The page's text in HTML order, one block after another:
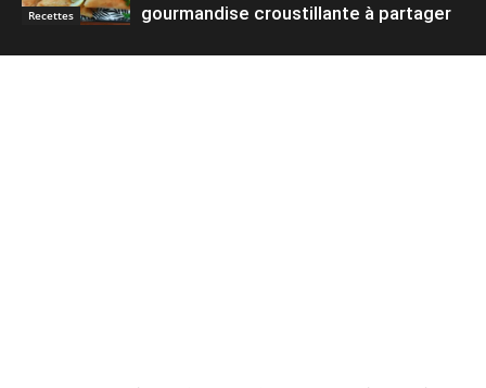
Recettes
gourmandise croustillante à partager